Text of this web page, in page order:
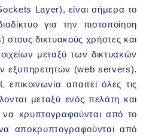
Layer), είναι σήμερα το
για την πιστοποίηση
δικτυακούς χρήστες και
μεταξύ των δικτυακών
εξυπηρετητών (web servers).
απαιτεί όλες τις
μεταξύ ενός πελάτη και
κρυπτογραφούνται από το
αποκρυπτογραφούνται από